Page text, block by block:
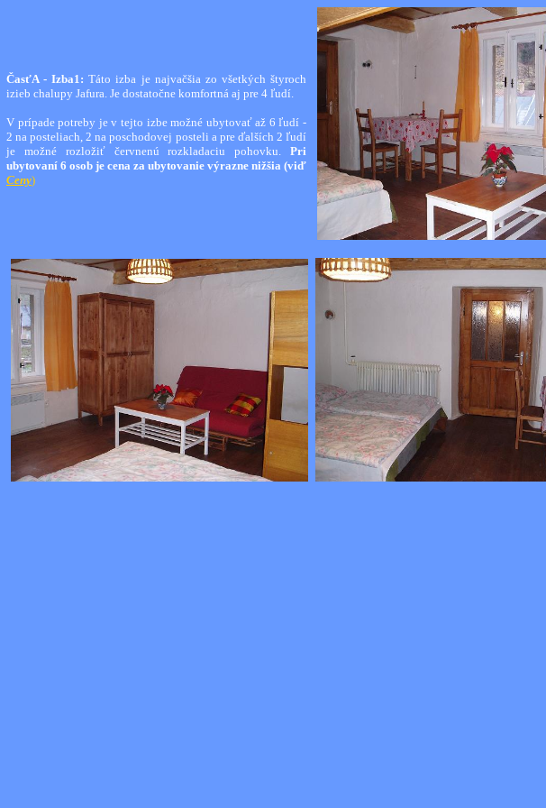
ČasťA - Izba1: Táto izba je najvačšia zo všetkých štyroch
izieb chalupy Jafura. Je dostatočne komfortná aj pre 4 ľudí.
V prípade potreby je v tejto izbe možné ubytovať až 6 ľudí -
2 na posteliach, 2 na poschodovej posteli a pre ďalších 2 ľudí
je možné rozložiť červnenú rozkladaciu pohovku. Pri
ubytovaní 6 osob je cena za ubytovanie výrazne nižšia (viď
Ceny)